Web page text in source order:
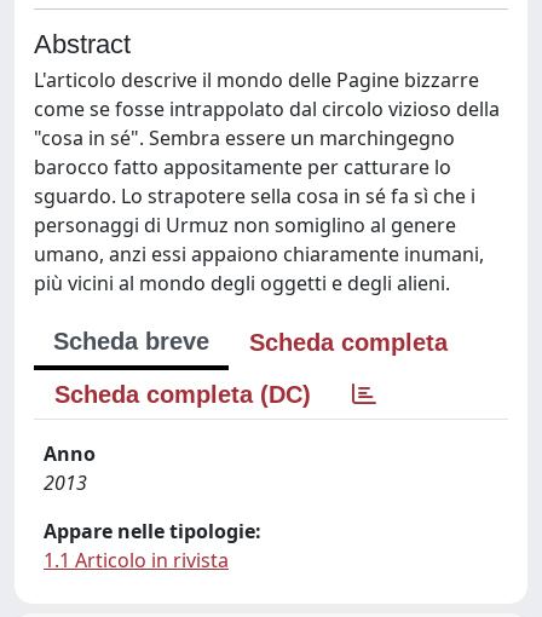
Abstract
L'articolo descrive il mondo delle Pagine bizzarre
come se fosse intrappolato dal circolo vizioso della
"cosa in sé". Sembra essere un marchingegno
barocco fatto appositamente per catturare lo
sguardo. Lo strapotere sella cosa in sé fa sì che i
personaggi di Urmuz non somiglino al genere
umano, anzi essi appaiono chiaramente inumani,
più vicini al mondo degli oggetti e degli alieni.
Scheda breve
Scheda completa
Scheda completa (DC)
Anno
2013
Appare nelle tipologie:
1.1 Articolo in rivista